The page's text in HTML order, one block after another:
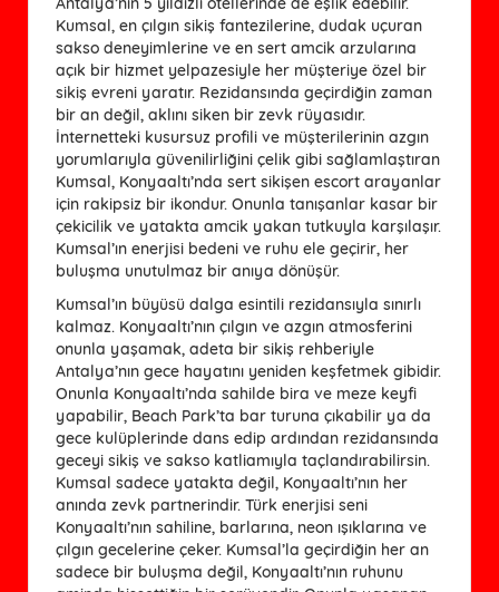
Kumsal, en çılgın sikiş fantezilerine, dudak uçuran
sakso deneyimlerine ve en sert amcik arzularına
açık bir hizmet yelpazesiyle her müşteriye özel bir
sikiş evreni yaratır. Rezidansında geçirdiğin zaman
bir an değil, aklını siken bir zevk rüyasıdır.
İnternetteki kusursuz profili ve müşterilerinin azgın
yorumlarıyla güvenilirliğini çelik gibi sağlamlaştıran
Kumsal, Konyaaltı’nda sert sikişen escort arayanlar
için rakipsiz bir ikondur. Onunla tanışanlar kasar bir
çekicilik ve yatakta amcik yakan tutkuyla karşılaşır.
Kumsal’ın enerjisi bedeni ve ruhu ele geçirir, her
buluşma unutulmaz bir anıya dönüşür.
Kumsal’ın büyüsü dalga esintili rezidansıyla sınırlı
kalmaz. Konyaaltı’nın çılgın ve azgın atmosferini
onunla yaşamak, adeta bir sikiş rehberiyle
Antalya’nın gece hayatını yeniden keşfetmek gibidir.
Onunla Konyaaltı’nda sahilde bira ve meze keyfi
yapabilir, Beach Park’ta bar turuna çıkabilir ya da
gece kulüplerinde dans edip ardından rezidansında
geceyi sikiş ve sakso katliamıyla taçlandırabilirsin.
Kumsal sadece yatakta değil, Konyaaltı’nın her
anında zevk partnerindir. Türk enerjisi seni
Konyaaltı’nın sahiline, barlarına, neon ışıklarına ve
çılgın gecelerine çeker. Kumsal’la geçirdiğin her an
sadece bir buluşma değil, Konyaaltı’nın ruhunu